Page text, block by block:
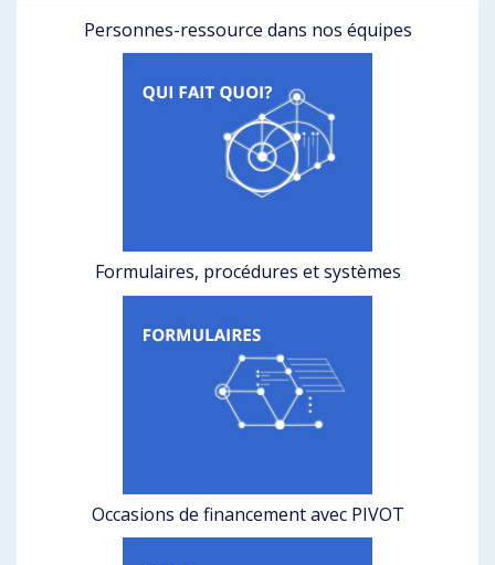
Personnes-ressource dans nos équipes
Formulaires, procédures et systèmes
Occasions de financement avec PIVOT